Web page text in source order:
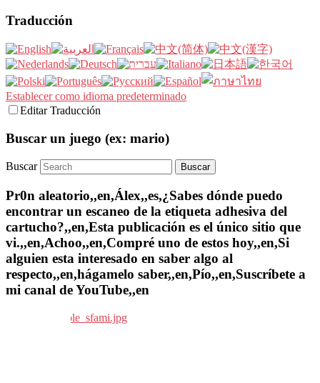
Traducción
Establecer como idioma predeterminado
Editar Traducción
Buscar un juego (ex: mario)
Buscar
Pr0n aleatorio,,en,Álex,,es,¿Sabes dónde puedo
encontrar un escaneo de la etiqueta adhesiva del
cartucho?,,en,Esta publicación es el único sitio que
vi.,,en,Achoo,,en,Compré uno de estos hoy,,en,Si
alguien esta interesado en saber algo al
respecto,,en,hágamelo saber,,en,Pío,,en,Suscríbete a
mi canal de YouTube,,en